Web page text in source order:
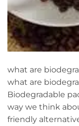
what are
what are
Biodegradable
way we think
friendly